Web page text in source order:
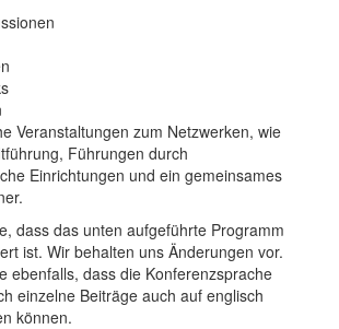
Veranstaltungen zum Netzwerken, wie
Führungen durch
Einrichtungen und ein gemeinsames
dass das unten aufgeführte Programm
ist. Wir behalten uns Änderungen vor.
ebenfalls, dass die Konferenzsprache
einzelne Beiträge auch auf englisch
können.